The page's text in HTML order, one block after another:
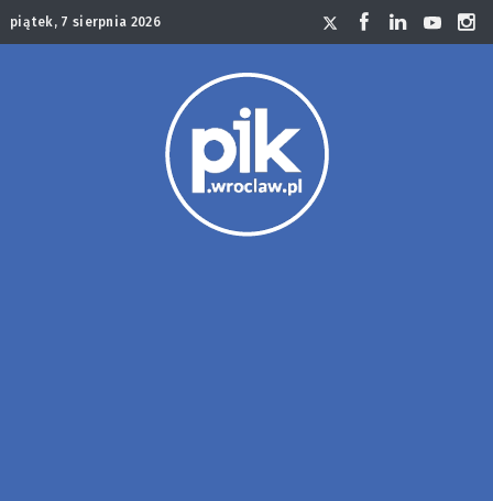
piątek, 7 sierpnia 2026